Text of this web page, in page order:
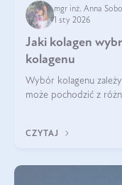
mgr inż. Anna Sobol
1 sty 2026
Jaki kolagen
kolagenu
Wybór kolagenu
może pochodzić z
bydlęcy.
CZYTAJ